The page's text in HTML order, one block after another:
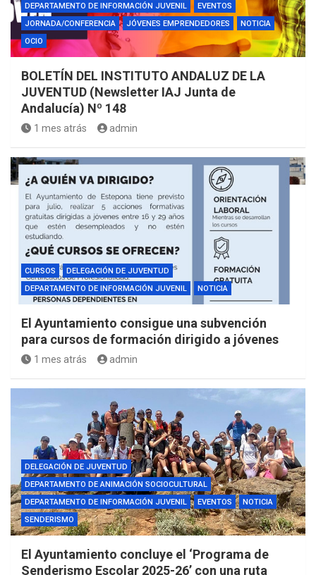
DEPARTAMENTO DE INFORMACIÓN JUVENIL
EVENTOS
JORNADA/CONFERENCIA
JÓVENES EMPRENDEDORES
NOTICIA
OCIO
BOLETÍN DEL INSTITUTO ANDALUZ DE LA
JUVENTUD (Newsletter IAJ Junta de
Andalucía) Nº 148
1 mes atrás admin
CURSOS
DELEGACIÓN DE JUVENTUD
DEPARTAMENTO DE INFORMACIÓN JUVENIL
NOTICIA
El Ayuntamiento consigue una subvención
para cursos de formación dirigido a jóvenes
1 mes atrás admin
DELEGACIÓN DE JUVENTUD
DEPARTAMENTO DE ANIMACIÓN SOCIOCULTURAL
DEPARTAMENTO DE INFORMACIÓN JUVENIL
EVENTOS
NOTICIA
SENDERISMO
El Ayuntamiento concluye el ‘Programa de
Senderismo Escolar 2025-26’ con una ruta